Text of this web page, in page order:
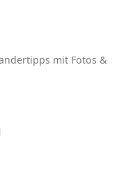
mit Fotos &